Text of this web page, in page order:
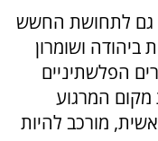
גם לתחושת החשש
ושומרון
הפלשתיניים
המרגוע
מורכב להיות